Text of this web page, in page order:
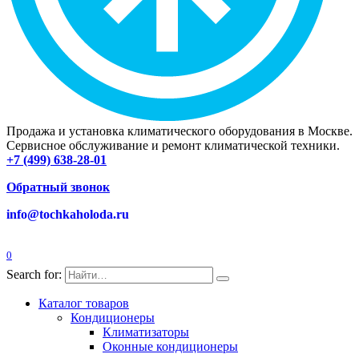
Продажа и установка климатического оборудования в Москве.
Сервисное обслуживание и ремонт климатической техники.
+7 (499) 638-28-01
Обратный звонок
info@tochkaholoda.ru
0
Search for:
Каталог товаров
Кондиционеры
Климатизаторы
Оконные кондиционеры